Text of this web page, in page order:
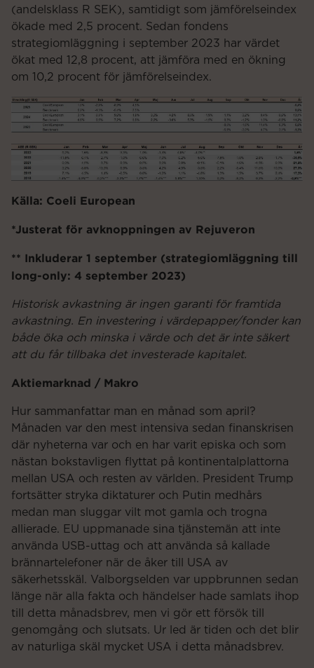
(andelsklass R SEK), samtidigt som jämförelseindex
ökade med 2,5 procent. Sedan fondens
strategiomläggning i september 2023 har värdet
ökat med 12,8 procent, att jämföra med en ökning
om 10,2 procent för jämförelseindex.
Källa: Coeli European
*Justerat för avknoppningen av Rejuveron
** Inkluderar 1 september (strategiomläggning till
long-only: 4 september 2023)
Historisk avkastning är ingen garanti för framtida
avkastning. En investering i värdepapper/fonder kan
både öka och minska i värde och det är inte säkert
att du får tillbaka det investerade kapitalet.
Aktiemarknad / Makro
Hur sammanfattar man en månad som april?
Månaden var den mest intensiva sedan finanskrisen
där nyheterna var och en har varit episka och som
nästan bokstavligen flyttat på kontinentalplattorna
mellan USA och resten av världen. President Trump
fortsätter stryka diktaturer och Putin medhårs
medan man sluggar vilt mot gamla och trogna
allierade. EU uppmanade sina tjänstemän att inte
använda USB-uttag och att använda så kallade
brännartelefoner när de åker till USA av
säkerhetsskäl. Valborgselden var uppbrunnen sedan
länge när alla fakta och händelser hade samlats ihop
till detta månadsbrev, men vi gör ett försök till
genomgång och slutsats. Ur led är tiden och det blir
av naturliga skäl mycket USA i detta månadsbrev.